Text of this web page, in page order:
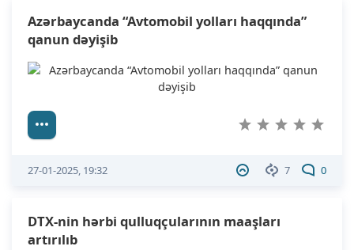
Azərbaycanda “Avtomobil yolları haqqında”
qanun dəyişib
7 0
27-01-2025, 19:32
DTX-nin hərbi qulluqçularının maaşları
artırılıb